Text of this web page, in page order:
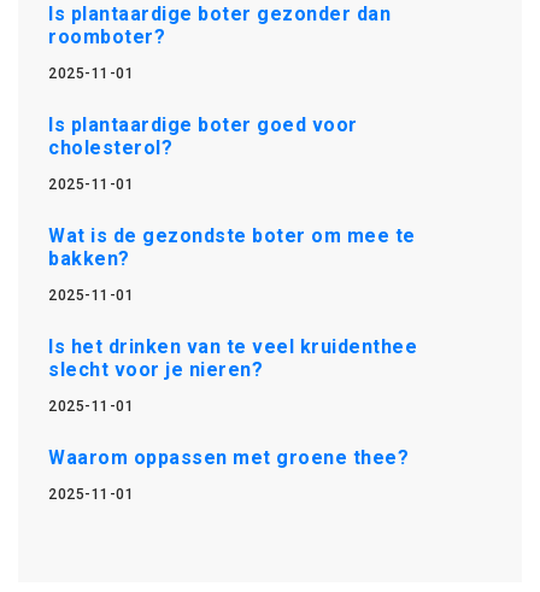
Is plantaardige boter gezonder dan
roomboter?
2025-11-01
Is plantaardige boter goed voor
cholesterol?
2025-11-01
Wat is de gezondste boter om mee te
bakken?
2025-11-01
Is het drinken van te veel kruidenthee
slecht voor je nieren?
2025-11-01
Waarom oppassen met groene thee?
2025-11-01